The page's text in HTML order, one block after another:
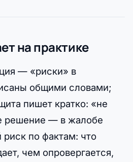
на практике
— «риски» в
общими словами;
пишет кратко: «не
решение — в жалобе
по фактам: что
чем опровергается,